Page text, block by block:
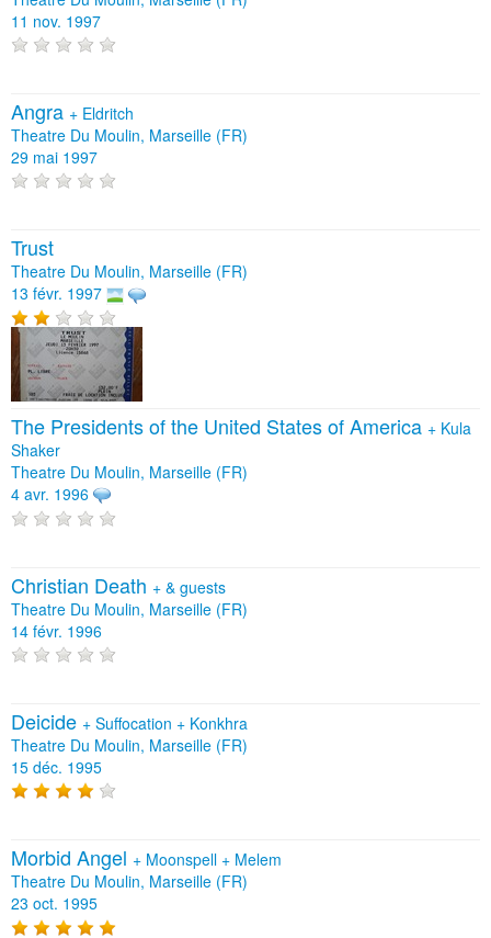
11 nov. 1997
Angra + Eldritch
Theatre Du Moulin, Marseille (FR)
29 mai 1997
Trust
Theatre Du Moulin, Marseille (FR)
13 févr. 1997
The Presidents of the United States of America + Kula
Shaker
Theatre Du Moulin, Marseille (FR)
4 avr. 1996
Christian Death + & guests
Theatre Du Moulin, Marseille (FR)
14 févr. 1996
Deicide + Suffocation + Konkhra
Theatre Du Moulin, Marseille (FR)
15 déc. 1995
Morbid Angel + Moonspell + Melem
Theatre Du Moulin, Marseille (FR)
23 oct. 1995